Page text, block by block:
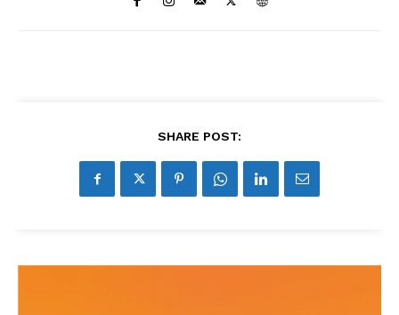
recibe todas las noticias del vapeo y la
reducción de daños en tu correo
receive all the news of vaping and
SHARE POST: